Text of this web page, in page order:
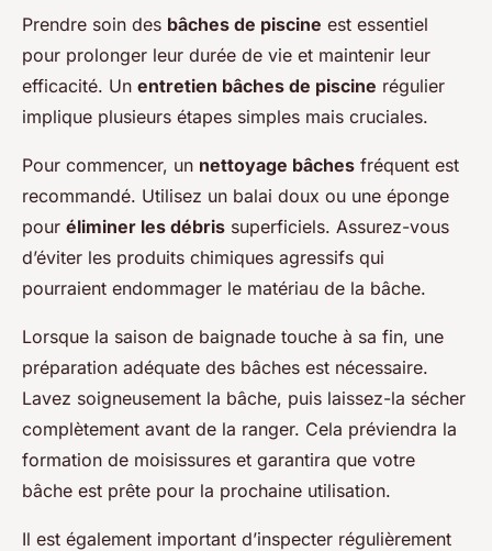
Prendre soin des bâches de piscine est essentiel
pour prolonger leur durée de vie et maintenir leur
efficacité. Un entretien bâches de piscine régulier
implique plusieurs étapes simples mais cruciales.
Pour commencer, un nettoyage bâches fréquent est
recommandé. Utilisez un balai doux ou une éponge
pour éliminer les débris superficiels. Assurez-vous
d’éviter les produits chimiques agressifs qui
pourraient endommager le matériau de la bâche.
Lorsque la saison de baignade touche à sa fin, une
préparation adéquate des bâches est nécessaire.
Lavez soigneusement la bâche, puis laissez-la sécher
complètement avant de la ranger. Cela préviendra la
formation de moisissures et garantira que votre
bâche est prête pour la prochaine utilisation.
Il est également important d’inspecter régulièrement